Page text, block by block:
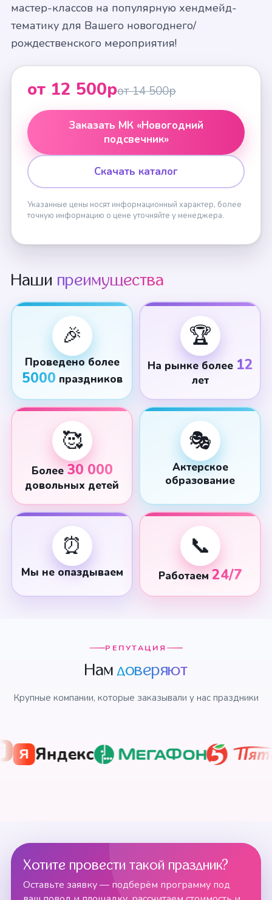
мастер-классов на популярную хендмейд-
тематику для Вашего новогоднего/
рождественского мероприятия!
от 12 500рот 14 500р
Заказать МК «Новогодний
подсвечник»
Скачать каталог
Указанные цены носят информационный характер, более
точную информацию о цене уточняйте у менеджера.
Наши преимущества
🎉
Проведено более
5000 праздников
🏆
На рынке более 12
лет
🥰
Более30 000
довольных детей
🎭
Актерское
образование
⏰
Мы не опаздываем
📞
Работаем 24/7
РЕПУТАЦИЯ
Намдоверяют
Крупные компании, которые заказывали у нас праздники
Хотите провести такой праздник?
Оставьте заявку — подберём программу под